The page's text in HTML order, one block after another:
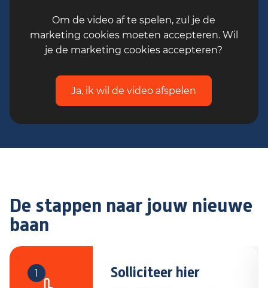
Om de video af te spelen, zul je de
marketing cookies moeten accepteren. Wil
je de marketing cookies accepteren?
Ja, ik wil de video afspelen
De stappen naar jouw nieuwe
baan
1 Solliciteer hier